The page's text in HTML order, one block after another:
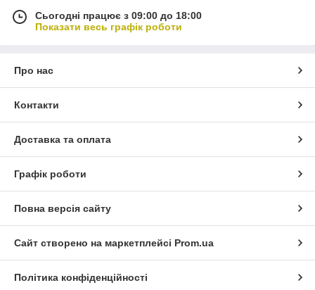
Сьогодні працює з 09:00 до 18:00
Показати весь графік роботи
Про нас
Контакти
Доставка та оплата
Графік роботи
Повна версія сайту
Сайт створено на маркетплейсі Prom.ua
Політика конфіденційності